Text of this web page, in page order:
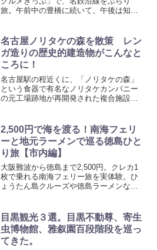
旅。午前中の豊橋に続いて、午後は知多
名古屋ノリタケの森を散策 レン
ガ造りの歴史的建造物がこんなと
ころに！
名古屋駅の程近くに、「ノリタケの森」
という食器で有名なノリタケカンパニー
の元工場跡地が再開発された複合施設が
古屋駅からのアクセスも徒歩圏内。先日
そのプラネタリウムに行く機会がありま
したので、紹介いたします。
2,500円で海を渡る！南海フェリ
ーと地元ラーメンで巡る徳島ひと
り旅【市内編】
大阪難波から徳島まで2,500円。クレカ1
枚で乗れる南海フェリー旅を実体験。ひ
ょうたん島クルーズや徳島ラーメンな
目黒観光３選。目黒不動尊、寄生
虫博物館、雅叙園百段階段を巡っ
てきた。